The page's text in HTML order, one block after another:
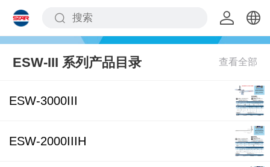
ESW-III 系列产品目录
ESW-3000III
ESW-2000IIIH